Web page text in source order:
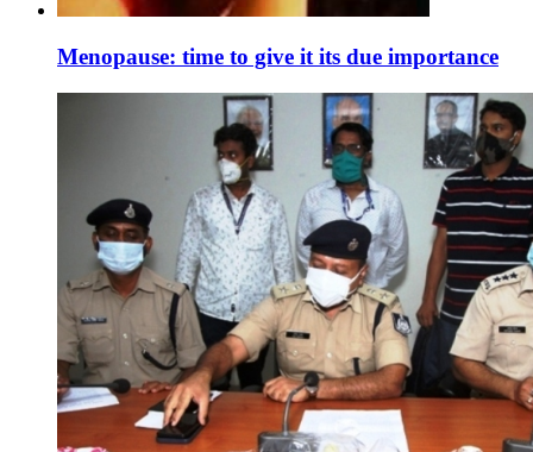
Menopause: time to give it its due importance